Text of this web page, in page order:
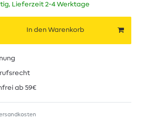
Lieferzeit 2-4 Werktage
In den Warenkorb
ab 59€